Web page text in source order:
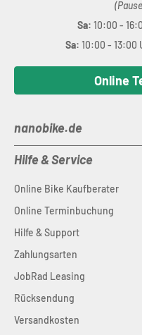
Sa: 10:00 -
Sa: 10:00 - 13:00
Online
nanobike.de
Hilfe & Service
Online Bike Kaufberater
Online Terminbuchung
Hilfe & Support
Zahlungsarten
JobRad Leasing
Rücksendung
Versandkosten